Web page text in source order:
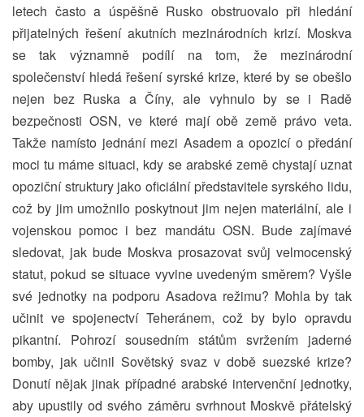
letech často a úspěšně Rusko obstruovalo při hledání
přijatelných řešení akutních mezinárodních krizí. Moskva
se tak významně podílí na tom, že mezinárodní
společenství hledá řešení syrské krize, které by se obešlo
nejen bez Ruska a Číny, ale vyhnulo by se i Radě
bezpečnosti OSN, ve které mají obě země právo veta.
Takže namísto jednání mezi Asadem a opozicí o předání
moci tu máme situaci, kdy se arabské země chystají uznat
opoziční struktury jako oficiální představitele syrského lidu,
což by jim umožnilo poskytnout jim nejen materiální, ale i
vojenskou pomoc i bez mandátu OSN. Bude zajímavé
sledovat, jak bude Moskva prosazovat svůj velmocenský
statut, pokud se situace vyvine uvedeným směrem? Vyšle
své jednotky na podporu Asadova režimu? Mohla by tak
učinit ve spojenectví Teheránem, což by bylo opravdu
pikantní. Pohrozí sousedním státům svržením jaderné
bomby, jak učinil Sovětský svaz v době suezské krize?
Donutí nějak jinak případné arabské intervenční jednotky,
aby upustily od svého záměru svrhnout Moskvě přátelský